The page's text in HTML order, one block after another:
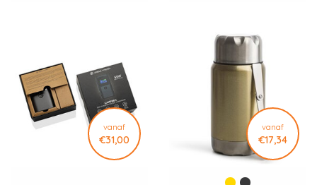
vanaf
€31,00
vanaf
€17,34